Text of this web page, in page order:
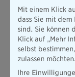
mangelnder
Versicherung greift
eingetreten ist.
Genau hier setzt
bewusst die reine
Mit einem Klick
dass Sie mit dem
sind. Sie können
Klick auf „Mehr
selbst
zulassen möchten.
Ihre